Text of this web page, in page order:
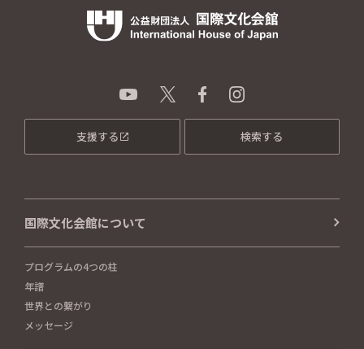
支援する 検索する
国際文化会館について
プログラムの4つの柱
年譜
世界との繋がり
メッセージ